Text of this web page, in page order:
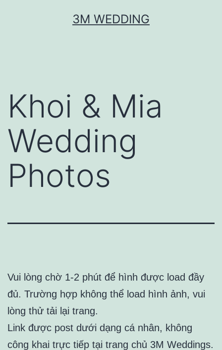
3M WEDDING
Khoi & Mia
Wedding
Photos
Vui lòng chờ 1-2 phút để hình được load đầy
đủ. Trường hợp không thể load hình ảnh, vui
lòng thử tải lại trang.
Link được post dưới dạng cá nhân, không
công khai trực tiếp tại trang chủ 3M Weddings.